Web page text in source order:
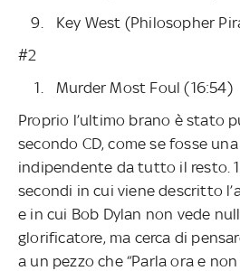
Key West (Philosopher
#2
Murder Most Foul (16:54)
Proprio l’ultimo brano è stato
secondo CD, come se fosse
indipendente da tutto il resto.
secondi in cui viene descritto
e in cui Bob Dylan non vede
glorificatore, ma cerca di
a un pezzo che “Parla ora e